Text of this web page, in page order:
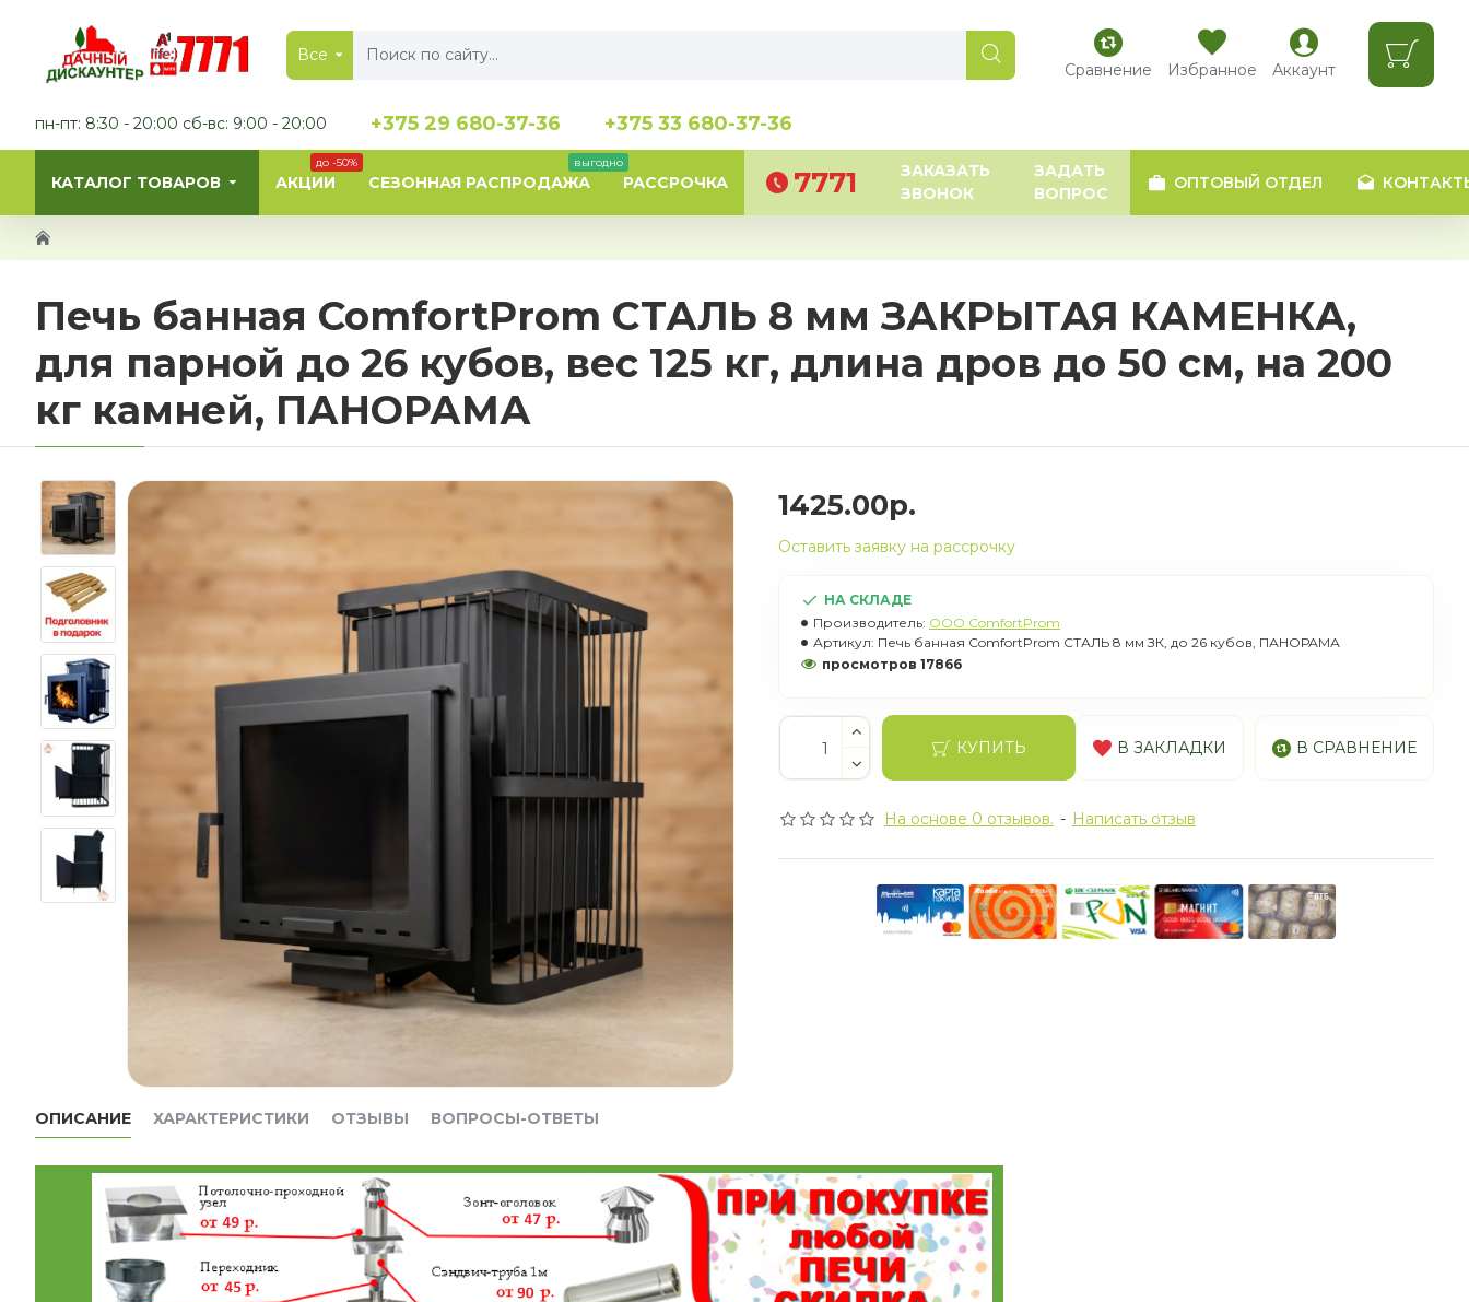
Все
Сравнение Избранное Аккаунт
пн-пт: 8:30 - 20:00 сб-вс: 9:00 - 20:00 +375 29 680-37-36 +375 33 680-37-36
КАТАЛОГ ТОВАРОВ АКЦИИ
до -50%
СЕЗОННАЯ РАСПРОДАЖА
выгодно
РАССРОЧКА 7771
ЗАКАЗАТЬ
ЗВОНОК
ЗАДАТЬ
ВОПРОС
ОПТОВЫЙ ОТДЕЛ
Печь банная ComfortProm СТАЛЬ 8 мм ЗАКРЫТАЯ КАМЕНКА,
для парной до 26 кубов, вес 125 кг, длина дров до 50 см, на 200
кг камней, ПАНОРАМА
НА СКЛАДЕ
Производитель: OOO ComfortProm
Артикул: Печь банная ComfortProm СТАЛЬ 8 мм ЗК, до 26 кубов, ПАНОРАМА
просмотров 17866
На основе 0 отзывов. - Написать отзыв
1425.00р.
Оставить заявку на рассрочку
КУПИТЬ В ЗАКЛАДКИ В СРАВНЕНИЕ
ОПИСАНИЕ ХАРАКТЕРИСТИКИ ОТЗЫВЫ ВОПРОСЫ-ОТВЕТЫ